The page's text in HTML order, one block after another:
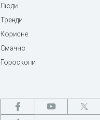
Люди
Тренди
Корисне
Смачно
Гороскопи